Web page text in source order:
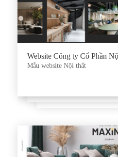
Website Công ty Cổ Phần
Mẫu website Nội thất